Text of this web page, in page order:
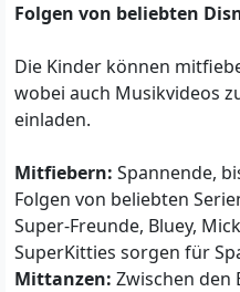
Folgen von beliebten
Die Kinder können
wobei auch Musikvideos
einladen.
Mitfiebern: Spannende,
Folgen von beliebten
Super-Freunde, Bluey,
SuperKitties sorgen für
Mittanzen: Zwischen den